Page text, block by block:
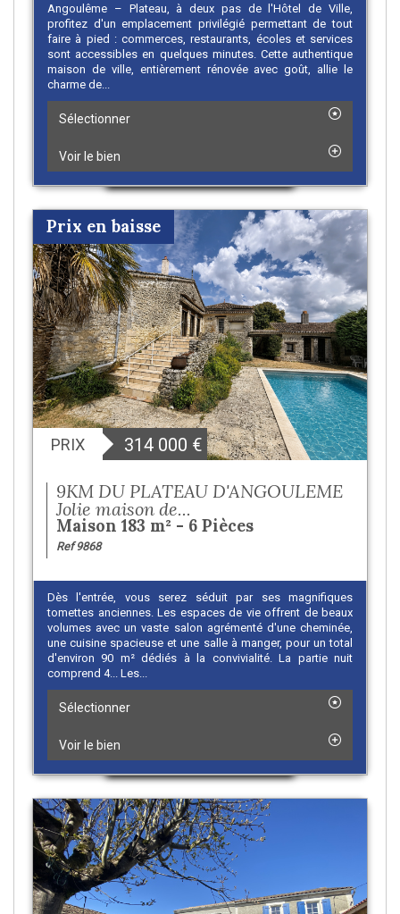
Angoulême – Plateau, à deux pas de l'Hôtel de Ville,
profitez d'un emplacement privilégié permettant de tout
faire à pied : commerces, restaurants, écoles et services
sont accessibles en quelques minutes. Cette authentique
maison de ville, entièrement rénovée avec goût, allie le
charme de...
Sélectionner
Voir le bien
Prix en baisse
PRIX 314 000 €
9KM DU PLATEAU D'ANGOULEME
Jolie maison de...
Maison 183 m² - 6 Pièces
Ref 9868
Dès l'entrée, vous serez séduit par ses magnifiques
tomettes anciennes. Les espaces de vie offrent de beaux
volumes avec un vaste salon agrémenté d'une cheminée,
une cuisine spacieuse et une salle à manger, pour un total
d'environ 90 m² dédiés à la convivialité. La partie nuit
comprend 4... Les...
Sélectionner
Voir le bien